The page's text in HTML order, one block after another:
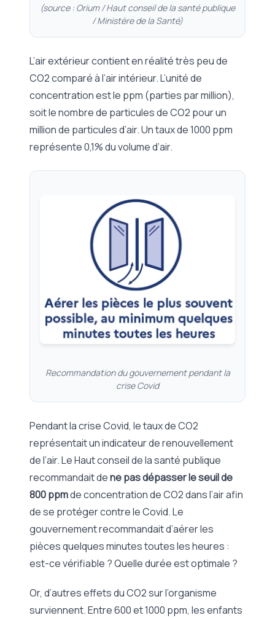
(source : Orium / Haut conseil de la santé publique
/ Ministère de la Santé)
L’air extérieur contient en réalité très peu de
CO2 comparé à l’air intérieur. L’unité de
concentration est le ppm (parties par million),
soit le nombre de particules de CO2 pour un
million de particules d’air. Un taux de 1000 ppm
représente 0,1% du volume d’air.
Recommandation du gouvernement pendant la
crise Covid
Pendant la crise Covid, le taux de CO2
représentait un indicateur de renouvellement
de l’air. Le Haut conseil de la santé publique
recommandait dene pas dépasser le seuil de
800 ppmde concentration de CO2 dans l’air afin
de se protéger contre le Covid. Le
gouvernement recommandait d’aérer les
pièces quelques minutes toutes les heures :
est-ce vérifiable ? Quelle durée est optimale ?
Or, d’autres effets du CO2 sur l’organisme
surviennent. Entre 600 et 1000 ppm, les enfants